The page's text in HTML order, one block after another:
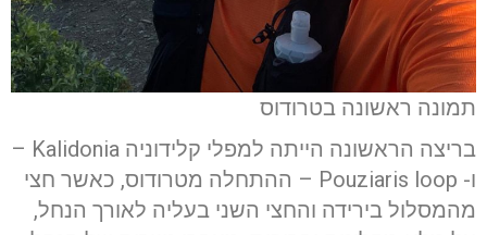
תמונה ראשונה בטרודוס
בריצה הראשונה הייתה למפלי קלידוניה Kalidonia –
ו- Pouziaris loop – ההתחלה מטרודוס, כאשר חצי
מהמסלול בירידה והחצי השני בעליה לאורך הנחל,